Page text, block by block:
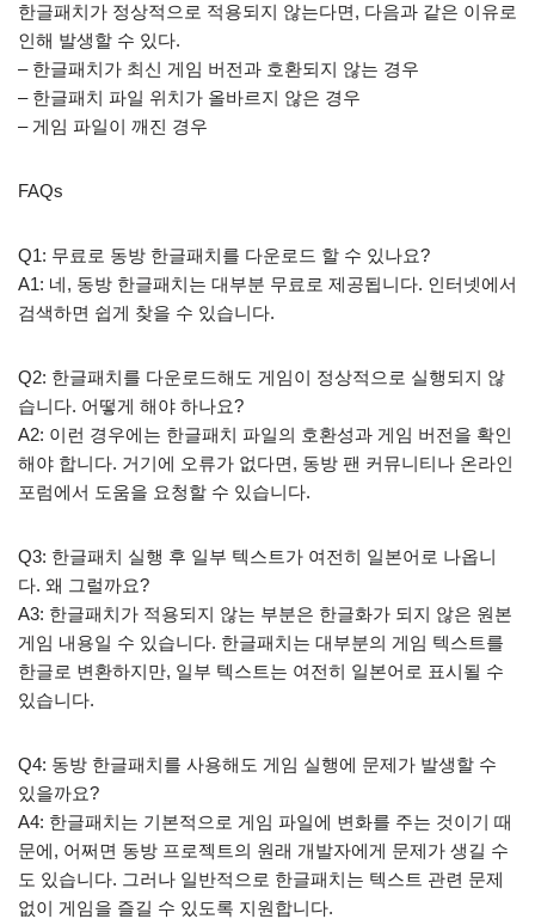
한글패치가 정상적으로 적용되지 않는다면, 다음과 같은 이유로
인해 발생할 수 있다.
– 한글패치가 최신 게임 버전과 호환되지 않는 경우
– 한글패치 파일 위치가 올바르지 않은 경우
– 게임 파일이 깨진 경우
FAQs
Q1: 무료로 동방 한글패치를 다운로드 할 수 있나요?
A1: 네, 동방 한글패치는 대부분 무료로 제공됩니다. 인터넷에서
검색하면 쉽게 찾을 수 있습니다.
Q2: 한글패치를 다운로드해도 게임이 정상적으로 실행되지 않
습니다. 어떻게 해야 하나요?
A2: 이런 경우에는 한글패치 파일의 호환성과 게임 버전을 확인
해야 합니다. 거기에 오류가 없다면, 동방 팬 커뮤니티나 온라인
포럼에서 도움을 요청할 수 있습니다.
Q3: 한글패치 실행 후 일부 텍스트가 여전히 일본어로 나옵니
다. 왜 그럴까요?
A3: 한글패치가 적용되지 않는 부분은 한글화가 되지 않은 원본
게임 내용일 수 있습니다. 한글패치는 대부분의 게임 텍스트를
한글로 변환하지만, 일부 텍스트는 여전히 일본어로 표시될 수
있습니다.
Q4: 동방 한글패치를 사용해도 게임 실행에 문제가 발생할 수
있을까요?
A4: 한글패치는 기본적으로 게임 파일에 변화를 주는 것이기 때
문에, 어쩌면 동방 프로젝트의 원래 개발자에게 문제가 생길 수
도 있습니다. 그러나 일반적으로 한글패치는 텍스트 관련 문제
없이 게임을 즐길 수 있도록 지원합니다.